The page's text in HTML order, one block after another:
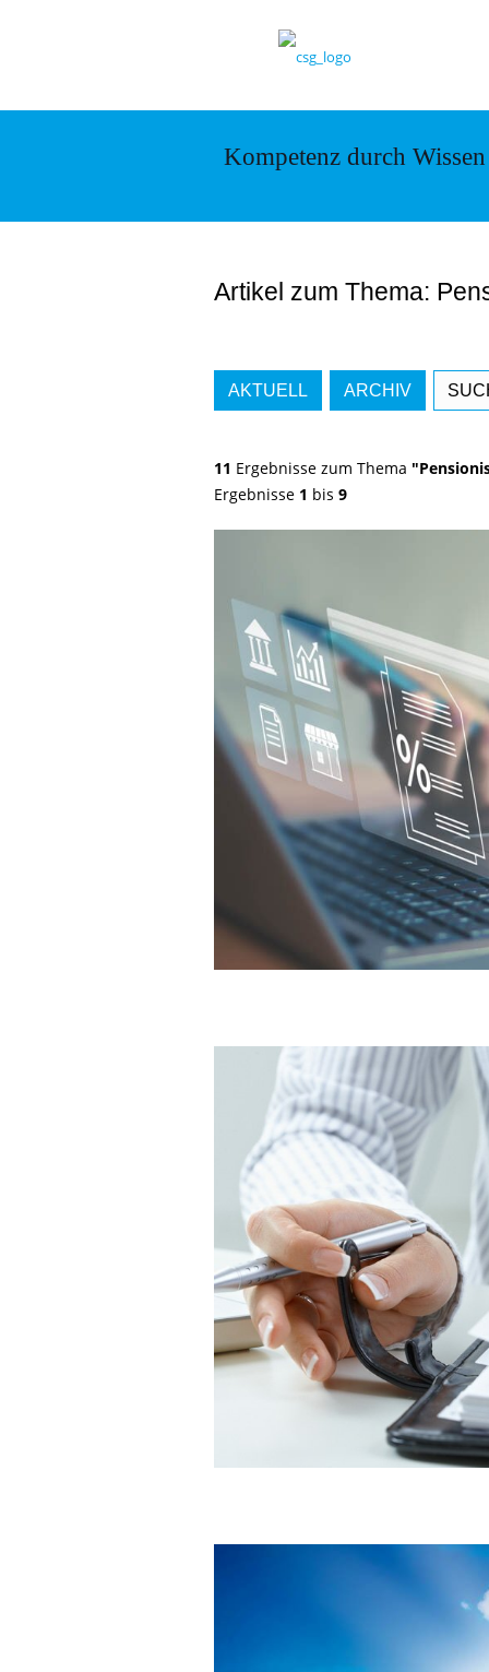
Kompetenz durch Wissen
Artikel zum Thema:
AKTUELL ARCHIV
11 Ergebnisse zum Thema
Ergebnisse 1 bis 9